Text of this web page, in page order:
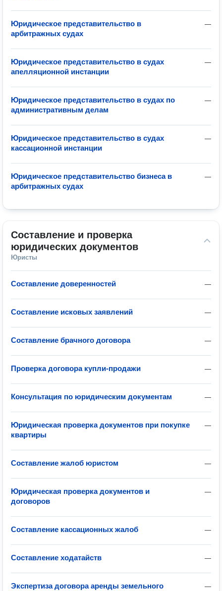
—
Юридическое представительство в
арбитражных судах
—
Юридическое представительство в судах
апелляционной инстанции
—
Юридическое представительство в судах по
административным делам
—
Юридическое представительство в судах
кассационной инстанции
—
Юридическое представительство бизнеса в
арбитражных судах
Составление и проверка
юридических документов
Юристы
—
Составление доверенностей
—
Составление исковых заявлений
—
Составление брачного договора
—
Проверка договора купли-продажи
—
Консультация по юридическим документам
—
Юридическая проверка документов при покупке
квартиры
—
Составление жалоб юристом
—
Юридическая проверка документов и
договоров
—
Составление кассационных жалоб
—
Составление ходатайств
—
Экспертиза договора аренды земельного